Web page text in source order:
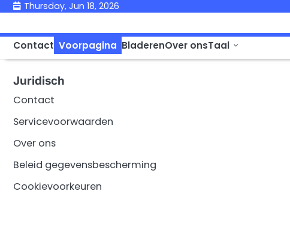
Skip
content
Thursday, Jun 18, 2026
Contact Voorpagina BladerenOver onsTaal
Juridisch
Contact
Servicevoorwaarden
Over ons
Beleid gegevensbescherming
Cookievoorkeuren